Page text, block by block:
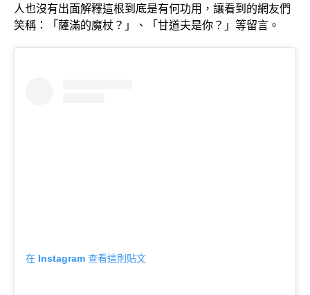
人也沒有出面解釋這根到底是有何功用，讓看到的網友們
笑稱：「 薩滿的魔杖？」、「甘道夫是你？」等留言。
在 Instagram 查看這則貼文